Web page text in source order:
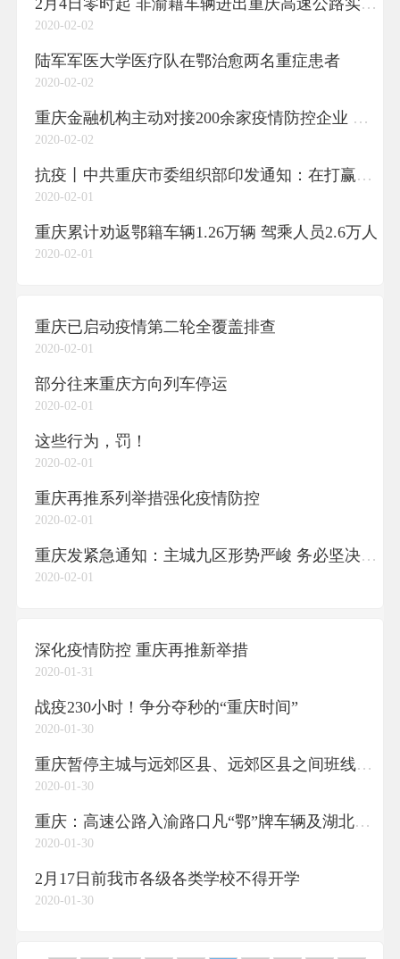
2月4日零时起 非渝籍车辆进出重庆高速公路实行网上预约通行
2020-02-02
陆军军医大学医疗队在鄂治愈两名重症患者
2020-02-02
重庆金融机构主动对接200余家疫情防控企业 授信27亿元支持防疫物资生产供应
2020-02-02
抗疫丨中共重庆市委组织部印发通知：在打赢疫情防控阻击战中积极主动履职有效发挥作用
2020-02-01
重庆累计劝返鄂籍车辆1.26万辆 驾乘人员2.6万人
2020-02-01
重庆已启动疫情第二轮全覆盖排查
2020-02-01
部分往来重庆方向列车停运
2020-02-01
这些行为，罚！
2020-02-01
重庆再推系列举措强化疫情防控
2020-02-01
重庆发紧急通知：主城九区形势严峻 务必坚决遏制疫情扩散蔓延势头
2020-02-01
深化疫情防控 重庆再推新举措
2020-01-31
战疫230小时！争分夺秒的“重庆时间”
2020-01-30
重庆暂停主城与远郊区县、远郊区县之间班线和包车客运
2020-01-30
重庆：高速公路入渝路口凡“鄂”牌车辆及湖北方向入渝车辆一律劝返
2020-01-30
2月17日前我市各级各类学校不得开学
2020-01-30